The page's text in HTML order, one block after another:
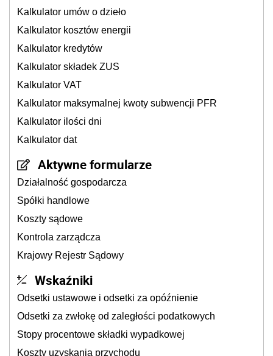
Kalkulator umów o dzieło
Kalkulator kosztów energii
Kalkulator kredytów
Kalkulator składek ZUS
Kalkulator VAT
Kalkulator maksymalnej kwoty subwencji PFR
Kalkulator ilości dni
Kalkulator dat
Aktywne formularze
Działalność gospodarcza
Spółki handlowe
Koszty sądowe
Kontrola zarządcza
Krajowy Rejestr Sądowy
Wskaźniki
Odsetki ustawowe i odsetki za opóźnienie
Odsetki za zwłokę od zaległości podatkowych
Stopy procentowe składki wypadkowej
Koszty uzyskania przychodu